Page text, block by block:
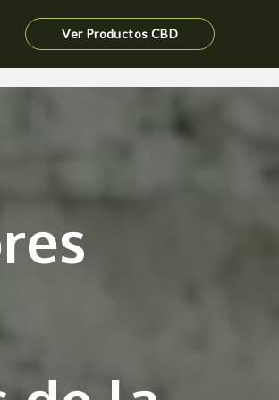
Ver Productos CBD